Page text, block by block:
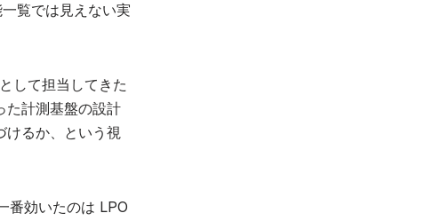
覧では見えない実
して担当してきた
計測基盤の設計
けるか、という視
番効いたのは LPO